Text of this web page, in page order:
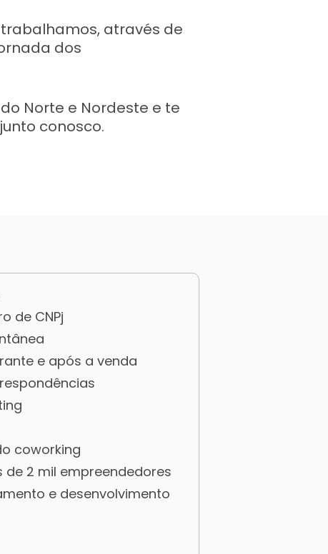
através de
dos
Norte e Nordeste e te
conosco.
de CNPj
e após a venda
coworking
de 2 mil empreendedores
e desenvolvimento